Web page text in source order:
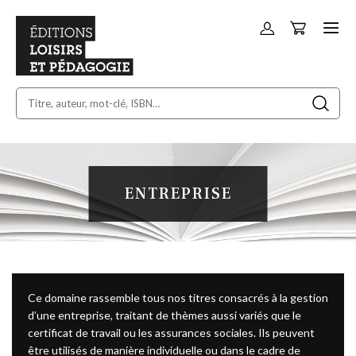
Allez
Panier
ENTREPRISE
Ce domaine rassemble tous nos titres consacrés à la gestion
d’une entreprise, traitant de thèmes aussi variés que le
certificat de travail ou les assurances sociales. Ils peuvent
être utilisés de manière individuelle ou dans le cadre de